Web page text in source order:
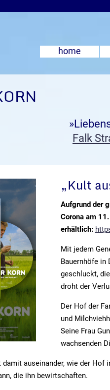
home
Falk
„Kult
Aufgrund der
Corona am
erhältlich:
Mit jedem
Bauernhöfe in
geschluckt,
droht der
Der Hof der
und
Seine Frau
wachsenden
auseinander, wie der
die ihn bewirtschaften.